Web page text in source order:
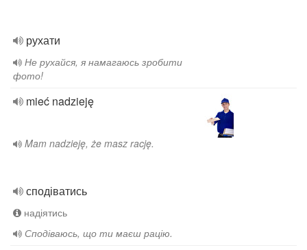
рухати
Не рухайся, я намагаюсь зробити
фото!
mieć nadzieję
Mam nadzieję, że masz rację.
сподіватись
надіятись
Сподіваюсь, що ти маєш рацію.